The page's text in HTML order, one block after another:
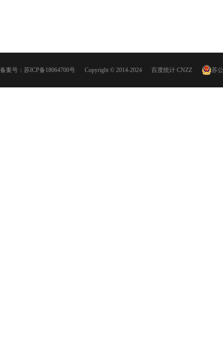
备案号： 苏ICP备18064700号 Copyright © 2014-2024 百度统计 CNZZ 苏